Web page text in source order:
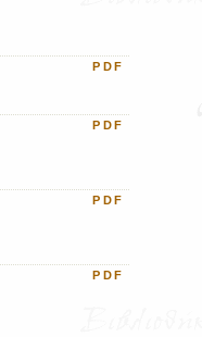
PDF
PDF
PDF
PDF